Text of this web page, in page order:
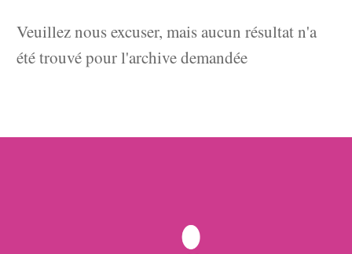
Veuillez nous excuser, mais aucun résultat n'a
été trouvé pour l'archive demandée